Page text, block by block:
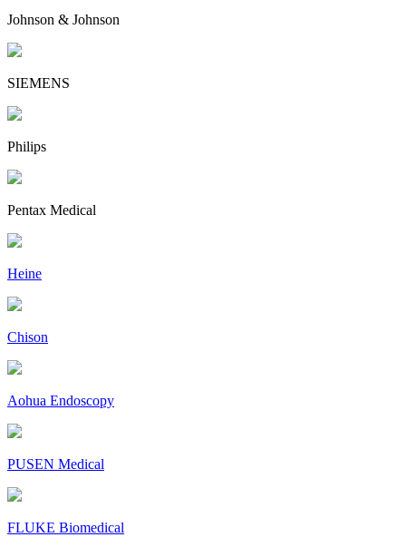
Johnson & Johnson
SIEMENS
Philips
Pentax Medical
Heine
Chison
Aohua Endoscopy
PUSEN Medical
FLUKE Biomedical